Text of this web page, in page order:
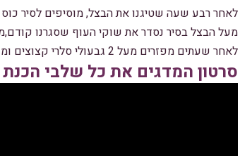
לאחר רבע שעה שטיגנו את הבצל, מוסיפים לסיר
מעל הבצל בסיר נסדר את שוקי העוף שסגרנו
לאחר שעתים מפזרים מעל 2 גבעולי סלרי קצוצים ומעט סומק ומגישים עם אורז.
סרטון המדגים את כל שלבי